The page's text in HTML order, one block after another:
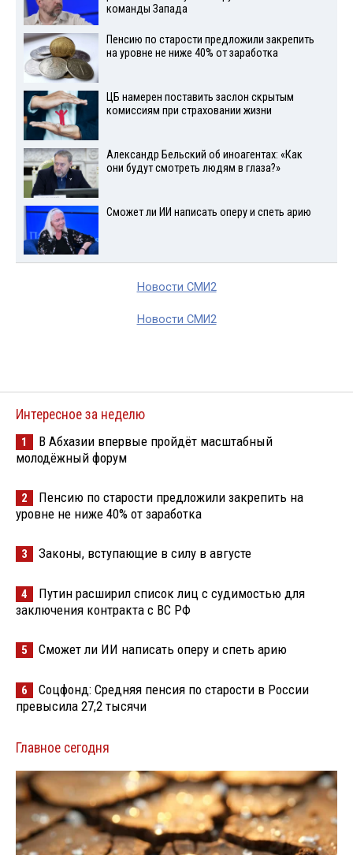
команды Запада
Пенсию по старости предложили закрепить
на уровне не ниже 40% от заработка
ЦБ намерен поставить заслон скрытым
комиссиям при страховании жизни
Александр Бельский об иноагентах: «Как
они будут смотреть людям в глаза?»
Сможет ли ИИ написать оперу и спеть арию
Новости СМИ2
Новости СМИ2
Интересное за неделю
1
В Абхазии впервые пройдёт масштабный
молодёжный форум
2
Пенсию по старости предложили закрепить на
уровне не ниже 40% от заработка
3 Законы, вступающие в силу в августе
4
Путин расширил список лиц с судимостью для
заключения контракта с ВС РФ
5 Сможет ли ИИ написать оперу и спеть арию
6
Соцфонд: Средняя пенсия по старости в России
превысила 27,2 тысячи
Главное сегодня